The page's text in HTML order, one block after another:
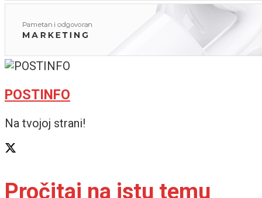
POSTINFO
Na tvojoj strani!
Pročitaj na istu temu